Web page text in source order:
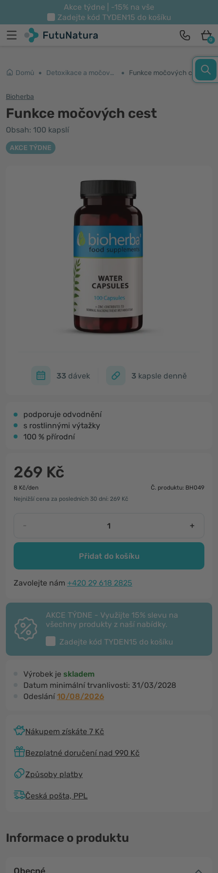
Akce týdne | -15% na vše
Zadejte kód TYDEN15 do košíku
0
Domů Detoxikace a močové cesty Funkce močových cest
Bioherba
Funkce močových cest
Obsah: 100 kapslí
AKCE TÝDNE
33 dávek 3 kapsle denně
podporuje odvodnění
s rostlinnými výtažky
100 % přírodní
269 Kč
8 Kč/den
Č. produktu: BH049
Nejnižší cena za posledních 30 dní: 269 Kč
- +
Přidat do košíku
Zavolejte nám +420 29 618 2825
AKCE TÝDNE - Využijte 15% slevu na
všechny produkty z naší nabídky.
Zadejte kód TYDEN15 do košíku
Výrobek je skladem
Datum minimální trvanlivosti: 31/03/2028
Odeslání10/08/2026
Nákupem získáte 7 Kč
Bezplatné doručení nad 990 Kč
Způsoby platby
Česká pošta, PPL
Informace o produktu